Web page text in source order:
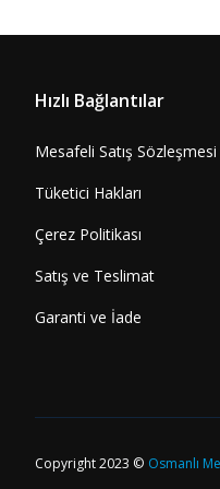
Hızlı Bağlantılar
Mesafeli Satış Sözleşmesi
Tüketici Hakları
Çerez Politikası
Satış ve Teslimat
Garanti ve İade
Copyright 2023 © Osmanlı